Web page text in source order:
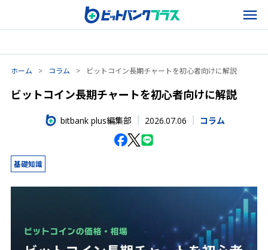
ホーム > コラム > ビットコイン長期チャートを初心者向けに解説
ビットコイン長期チャートを初心者向けに解説
bitbank plus編集部 2026.07.06 コラム
基礎知識